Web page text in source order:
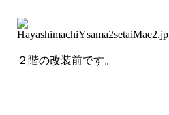
２階の改装前です。